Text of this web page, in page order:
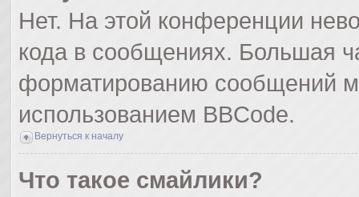
Нет. На этой конференции
кода в сообщениях. Большая
форматированию сообщений
использованием BBCode.
Вернуться к началу
Что такое смайлики?